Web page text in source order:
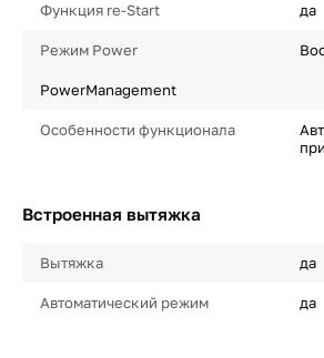
Функция re-Start да
Режим Power
PowerManagement
Особенности функционала
Встроенная вытяжка
Вытяжка да
Автоматический режим да